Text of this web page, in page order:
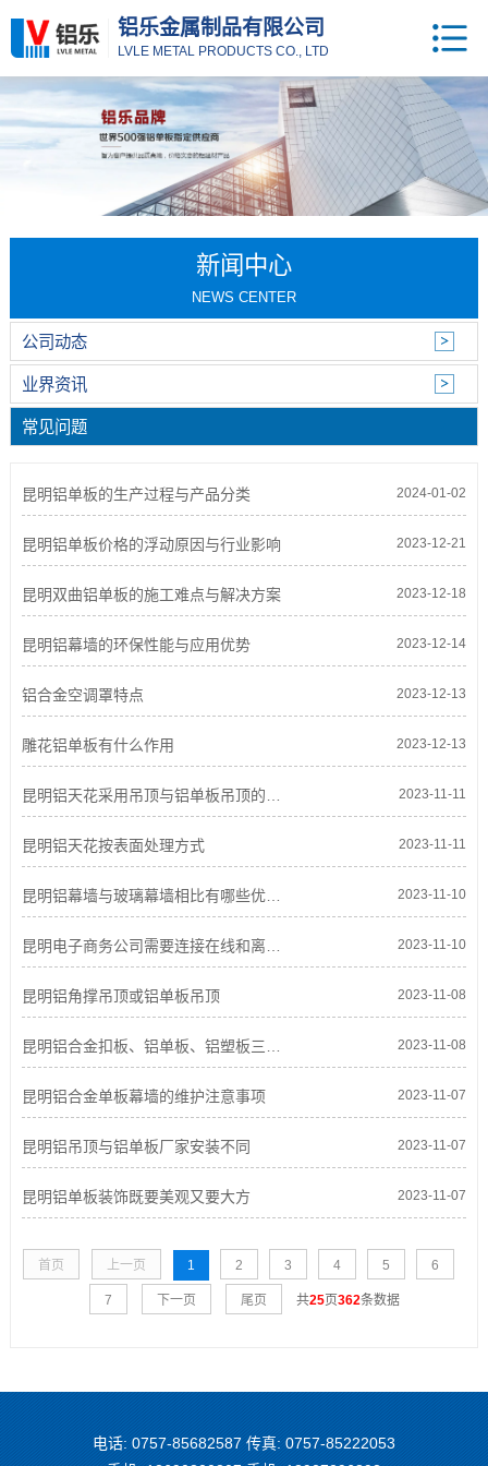
铝乐金属制品有限公司
LVLE METAL PRODUCTS CO., LTD
新闻中心
NEWS CENTER
公司动态
业界资讯
常见问题
昆明铝单板的生产过程与产品分类 2024-01-02
昆明铝单板价格的浮动原因与行业影响 2023-12-21
昆明双曲铝单板的施工难点与解决方案 2023-12-18
昆明铝幕墙的环保性能与应用优势 2023-12-14
铝合金空调罩特点 2023-12-13
雕花铝单板有什么作用 2023-12-13
昆明铝天花采用吊顶与铝单板吊顶的区别 2023-11-11
昆明铝天花按表面处理方式 2023-11-11
昆明铝幕墙与玻璃幕墙相比有哪些优缺点？ 2023-11-10
昆明电子商务公司需要连接在线和离线线路 2023-11-10
昆明铝角撑吊顶或铝单板吊顶 2023-11-08
昆明铝合金扣板、铝单板、铝塑板三种板材特性 2023-11-08
昆明铝合金单板幕墙的维护注意事项 2023-11-07
昆明铝吊顶与铝单板厂家安装不同 2023-11-07
昆明铝单板装饰既要美观又要大方 2023-11-07
首页 上一页 1 2 3 4 5 6
7 下一页 尾页 共25页362条数据
电话: 0757-85682587 传真: 0757-85222053